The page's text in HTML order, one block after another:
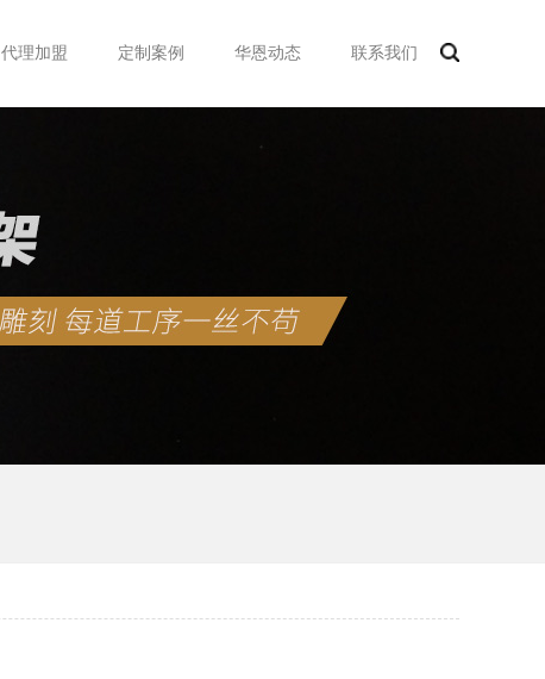
代理加盟 定制案例 华恩动态 联系我们